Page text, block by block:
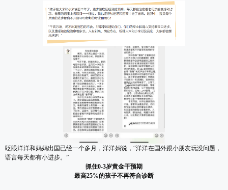
眨眼洋洋和妈妈出国已经一个多月，洋洋妈说，“洋洋在国外跟小朋友玩没问题，
语言每天都有小进步。”
抓住0-3岁黄金干预期
最高25%的孩子不再符合诊断